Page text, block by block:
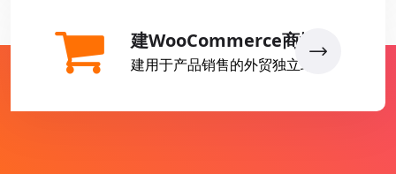
建WooCommerce商城
建用于产品销售的外贸独立站